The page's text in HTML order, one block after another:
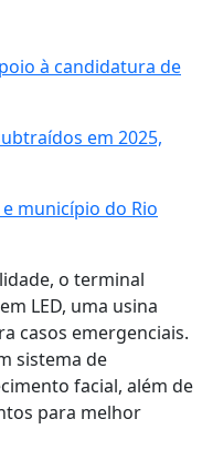
à candidatura de
em 2025,
município do Rio
o terminal
LED, uma usina
casos emergenciais.
sistema de
facial, além de
para melhor